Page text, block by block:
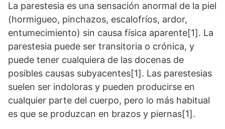
La parestesia es una sensación anormal de la piel
(hormigueo, pinchazos, escalofríos, ardor,
entumecimiento) sin causa física aparente[1]. La
parestesia puede ser transitoria o crónica, y
puede tener cualquiera de las docenas de
posibles causas subyacentes[1]. Las parestesias
suelen ser indoloras y pueden producirse en
cualquier parte del cuerpo, pero lo más habitual
es que se produzcan en brazos y piernas[1].